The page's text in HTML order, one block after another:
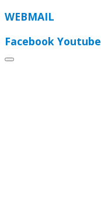
WEBMAIL
Facebook Youtube